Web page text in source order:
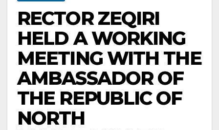
RECTOR ZEQIRI
HELD A WORKING
MEETING WITH THE
AMBASSADOR OF
THE REPUBLIC OF
NORTH